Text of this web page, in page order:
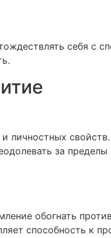
себя с
личностных свойств.
за
обогнать
способность к